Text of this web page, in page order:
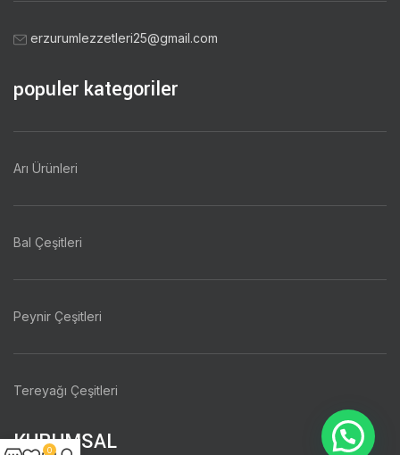
erzurumlezzetleri25@gmail.com
populer kategoriler
Arı Ürünleri
Bal Çeşitleri
Peynir Çeşitleri
Tereyağı Çeşitleri
KURUMSAL
0